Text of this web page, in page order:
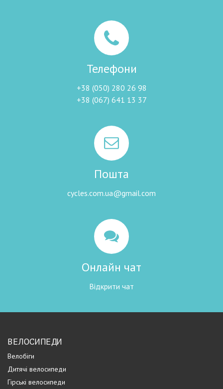
Телефони
+38 (050) 280 26 98
+38 (067) 641 13 37
Пошта
cycles.com.ua@gmail.com
Онлайн чат
Відкрити чат
ВЕЛОСИПЕДИ
Велобіги
Дитячі велосипеди
Гірські велосипеди